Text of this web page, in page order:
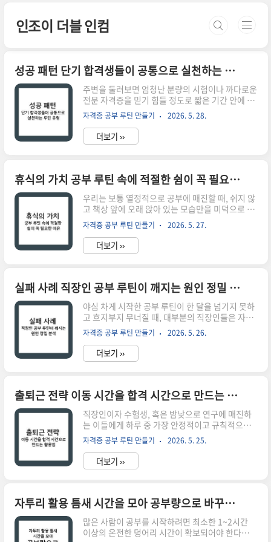
인조이 더블 인컴
성공 패턴 단기 합격생들이 공통으로 실천하는 루틴 유형
주변을 둘러보면 엄청난 분량의 시험이나 까다로운
전문 자격증을 믿기 힘들 정도로 짧은 기간 안에 합
격해내는 이들이 있습니다. 우리는 흔히 그들이 타
고난 천재이거나 대단한 암기력을 가졌을 것이라
지레짐작하곤 하죠. 하지만 인지 과학과 공정 최적
화의 관점에서 그들의 합격 수기를 정밀 분석해 보
하게 됩니다. 마치 잘 설계된 도로 포장 공사에서 기
층과 표층의 두께를 정확히 계산하여 최소한의 자
재로 최대의 내구성을 뽑아내듯, 그들은 자신이 가
진 한정된 시간과 에너지를 합격에 가장 직결되는
핵심 지점에만 송곳처럼 찔러 넣는 정밀한 시스템
을 가동합니다.단기 합격생들에게 공부는 무작정
지식을 많이 쌓는 고행이 아닙니다. 그..
자격증 공부 루틴 만들기 2026. 5. 28.
더보기 ››
휴식의 가치 공부 루틴 속에 적절한 쉼이 꼭 필요한 이유
우리는 보통 열정적으로 공부에 매진할 때, 쉬지 않
고 책상 앞에 오래 앉아 있는 모습만을 미덕으로 여
깁니다. 플래너에 적힌 공부 시간이 길어질수록 성
취감을 느끼고, 잠시라도 의자에서 일어나는 행위
에는 묘한 죄책감을 가지기도 하죠. 하지만 인지 과
학과 시스템 공학의 관점에서 바라본 공부는 단순
둔 뒤 반드시 단단하게 굳어지기를 기다리는 양생
(Curing)의 시간이 필요하듯, 지식이 우리 뇌에 완
전히 안착하기 위해서도 반드시 정교하게 설계된
휴식의 시간이 주어져야 합니다. 쉼이 없는 성실함
은 뇌를 쉽게 지치게 만들 뿐만 아니라, 애써 입력한
정보들을 뇌 속에서 엉망으로 뒤엉키게 만드는 비
효율의 주범입니다.지속 가능..
자격증 공부 루틴 만들기 2026. 5. 27.
더보기 ››
실패 사례 직장인 공부 루틴이 깨지는 원인 정밀 분석
야심 차게 시작한 공부 루틴이 한 달을 넘기지 못하
고 흐지부지 무너질 때, 대부분의 직장인들은 자신
의 나약한 의지력을 탓하며 자책감에 빠집니다.
"나는 독하지 못해서 안 돼", "정신력이 부족해서
실패했어"라는 식으로 스스로에게 실망하곤 하죠.
하지만 인지 과학과 시스템 공학의 관점에서 이를
지 않은 설계 오류(Design Error)에서 비롯됩니다.
마치 도로 설계 시 실제 통행하는 중차량의 가변 하
중을 무시하고 서류상의 기준만 맞춰 얇게 포장했
다가, 얼마 못 가 도로 표면이 갈라지고 파손되는 것
과 같은 이치입니다. 우리의 일상은 매일의 격무,
갑작스러운 업무 의뢰, 피로 누적이라는 동적 하중
이 끊임없이 작..
자격증 공부 루틴 만들기 2026. 5. 26.
더보기 ››
출퇴근 전략 이동 시간을 합격 시간으로 만드는 활용법
직장인이자 수험생, 혹은 밤낮으로 연구에 매진하
는 이들에게 하루 중 가장 안정적이고 규칙적으로
확보할 수 있는 숨겨진 여유 시간은 언제일까요? 역
설적이게도 그것은 책상 앞이 아니라 매일 반복되
는 출퇴근 길입니다. 많은 사람이 이동 시간을 어쩔
수 없이 버려야 하는 일상의 고정 비용이나 피로한
최소 30분에서 많게는 2시간에 달하는 독점적인
학습 창구를 개설할 수 있습니다. 만원 지하철과 막
히는 도로라는 거친 환경 속에서도 지식의 하부 구
조를 단단하게 다져놓는 자만이, 남들과 똑같은 하
자격증 공부 루틴 만들기 2026. 5. 25.
더보기 ››
자투리 활용 틈새 시간을 모아 공부량으로 바꾸는 기술
많은 사람이 공부를 시작하려면 최소한 1~2시간
이상의 온전한 덩어리 시간이 확보되어야 한다고